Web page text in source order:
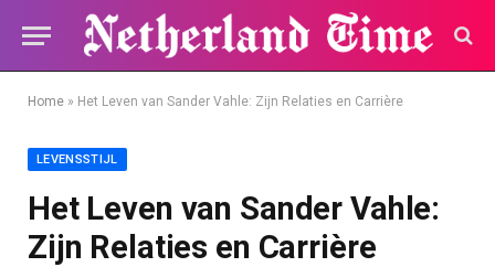
Home » Het Leven van Sander Vahle: Zijn Relaties en Carrière
LEVENSSTIJL
Het Leven van Sander Vahle:
Zijn Relaties en Carrière